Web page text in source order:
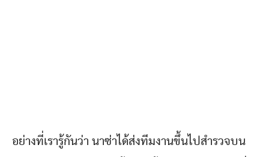
อย่างที่เรารู้กันว่า นาซ่าได้ส่งทีมงานขึ้นไปสำรวจบน